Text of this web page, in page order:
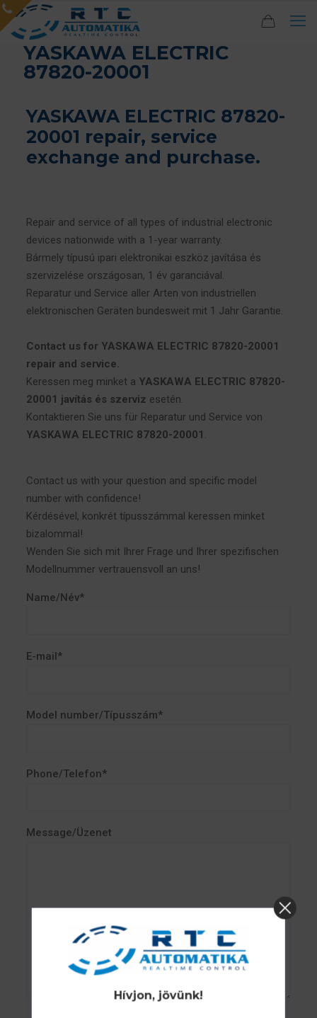
YASKAWA ELECTRIC
87820-20001
YASKAWA ELECTRIC 87820-
20001 repair, service
exchange and purchase.
Repair and service of all types of industrial electronic
devices nationwide with a 1-year warranty.
Bármely típusú ipari elektronikai eszköz javítása és
szervizelése országosan, 1 év garanciával.
Reparatur und Service aller Arten von industriellen
elektronischen Geräten bundesweit mit 1 Jahr Garantie.
Contact us for YASKAWA ELECTRIC 87820-20001
repair and service.
Keressen meg minket a YASKAWA ELECTRIC 87820-
20001 javítás és szerviz esetén.
Kontaktieren Sie uns für Reparatur und Service von
YASKAWA ELECTRIC 87820-20001 .
Contact us with your question and specific model
number with confidence!
Kérdésével, konkrét típusszámmal keressen minket
bizalommal!
Wenden Sie sich mit Ihrer Frage und Ihrer spezifischen
Modellnummer vertrauensvoll an uns!
Name/Név*
E-mail*
Model number/Típusszám*
Phone/Telefon*
Message/Üzenet
Hívjon, jövünk!